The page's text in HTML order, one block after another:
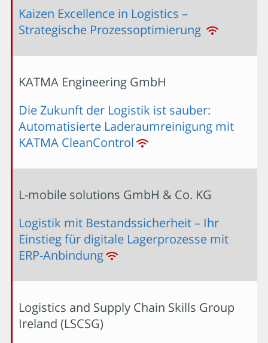
Kaizen Excellence in Logistics –
Strategische Prozessoptimierung
KATMA Engineering GmbH
Die Zukunft der Logistik ist sauber:
Automatisierte Laderaumreinigung mit
KATMA CleanControl
L-mobile solutions GmbH & Co. KG
Logistik mit Bestandssicherheit – Ihr
Einstieg für digitale Lagerprozesse mit
ERP-Anbindung
Logistics and Supply Chain Skills Group
Ireland (LSCSG)